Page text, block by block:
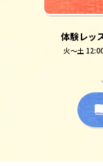
体験レッ
火～土